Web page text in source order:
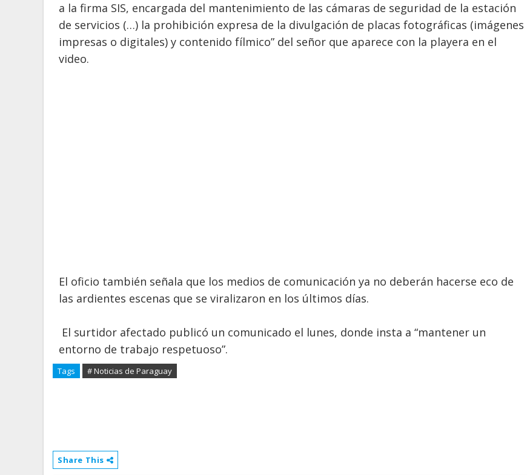
a la firma SIS, encargada del mantenimiento de las cámaras de seguridad de la estación
de servicios (…) la prohibición expresa de la divulgación de placas fotográficas (imágenes
impresas o digitales) y contenido fílmico” del señor que aparece con la playera en el
video.
El oficio también señala que los medios de comunicación ya no deberán hacerse eco de
las ardientes escenas que se viralizaron en los últimos días.
El surtidor afectado publicó un comunicado el lunes, donde insta a “mantener un
entorno de trabajo respetuoso”.
Tags # Noticias de Paraguay
Share This